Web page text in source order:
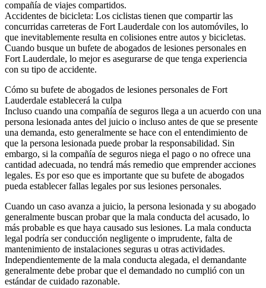
compañía de viajes compartidos.
Accidentes de bicicleta: Los ciclistas tienen que compartir las
concurridas carreteras de Fort Lauderdale con los automóviles, lo
que inevitablemente resulta en colisiones entre autos y bicicletas.
Cuando busque un bufete de abogados de lesiones personales en
Fort Lauderdale, lo mejor es asegurarse de que tenga experiencia
con su tipo de accidente.
Cómo su bufete de abogados de lesiones personales de Fort
Lauderdale establecerá la culpa
Incluso cuando una compañía de seguros llega a un acuerdo con una
persona lesionada antes del juicio o incluso antes de que se presente
una demanda, esto generalmente se hace con el entendimiento de
que la persona lesionada puede probar la responsabilidad. Sin
embargo, si la compañía de seguros niega el pago o no ofrece una
cantidad adecuada, no tendrá más remedio que emprender acciones
legales. Es por eso que es importante que su bufete de abogados
pueda establecer fallas legales por sus lesiones personales.
Cuando un caso avanza a juicio, la persona lesionada y su abogado
generalmente buscan probar que la mala conducta del acusado, lo
más probable es que haya causado sus lesiones. La mala conducta
legal podría ser conducción negligente o imprudente, falta de
mantenimiento de instalaciones seguras u otras actividades.
Independientemente de la mala conducta alegada, el demandante
generalmente debe probar que el demandado no cumplió con un
estándar de cuidado razonable.